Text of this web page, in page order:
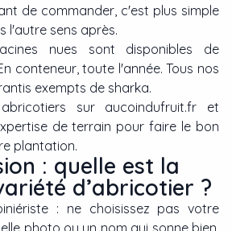
de commander, c'est plus simple
l'autre sens après.
nues sont disponibles de
conteneur, toute l'année. Tous nos
exempts de sharka.
sur aucoindufruit.fr et
de terrain pour faire le bon
plantation.
: quelle est la
d’abricotier ?
: ne choisissez pas votre
photo ou un nom qui sonne bien.